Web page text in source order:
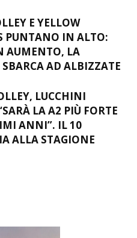
E YELLOW
PUNTANO IN ALTO:
AUMENTO, LA
AD ALBIZZATE
LUCCHINI
LA A2 PIÙ FORTE
ANNI”. IL 10
ALLA STAGIONE